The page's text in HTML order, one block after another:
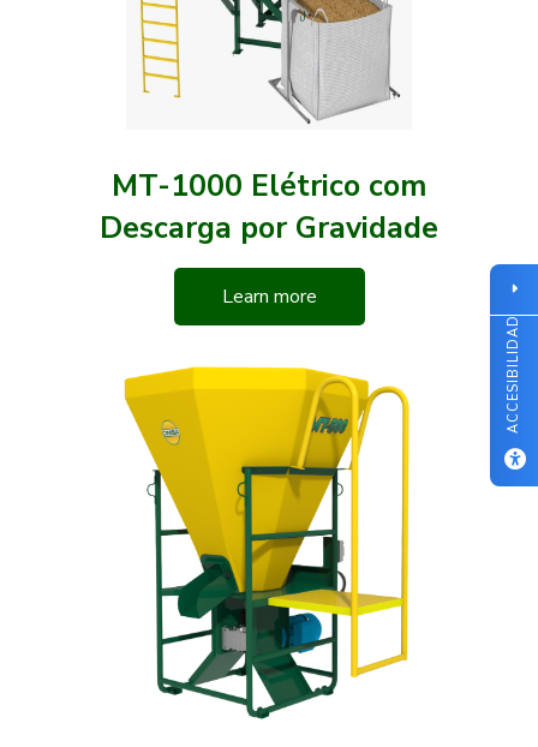
MT-1000 Elétrico com
Descarga por Gravidade
Learn more
ACCESIBILIDAD